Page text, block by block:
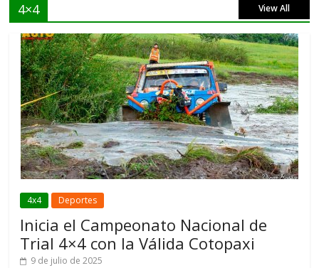
4×4 View All
4x4 Deportes
Inicia el Campeonato Nacional de
Trial 4×4 con la Válida Cotopaxi
9 de julio de 2025